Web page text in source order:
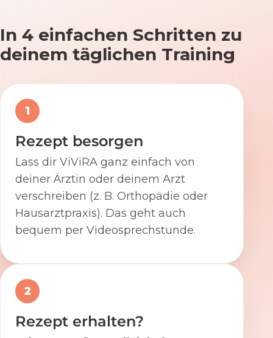
In 4 einfachen Schritten zu
deinem täglichen Training
1
Rezept besorgen
Lass dir ViViRA ganz einfach von
deiner Ärztin oder deinem Arzt
verschreiben (z. B. Orthopädie oder
Hausarztpraxis). Das geht auch
bequem per Videosprechstunde.
2
Rezept erhalten?